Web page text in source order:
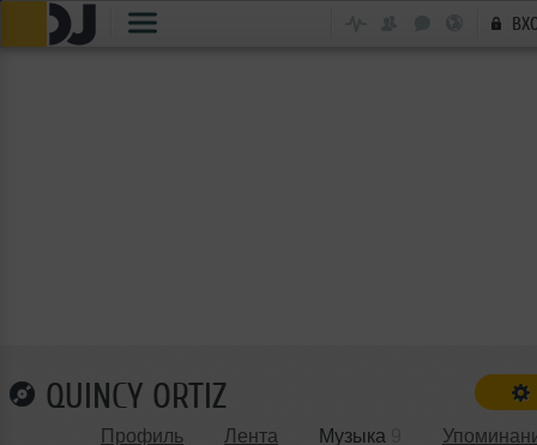
QUINCY ORTIZ
Профиль Лента Музыка